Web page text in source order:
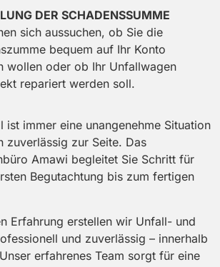
DER SCHADENSSUMME
sich aussuchen, ob Sie die
bequem auf Ihr Konto
wollen oder ob Ihr Unfallwagen
repariert werden soll.
ist immer eine unangenehme Situation
zuverlässig zur Seite. Das
Amawi begleitet Sie Schritt für
Begutachtung bis zum fertigen
Erfahrung erstellen wir Unfall- und
und zuverlässig – innerhalb
erfahrenes Team sorgt für eine